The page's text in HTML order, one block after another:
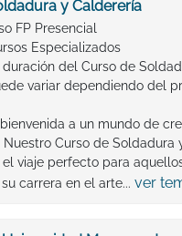
y Calderería
FP Presencial
Especializados
duración del Curso de
variar dependiendo del
bienvenida a un mundo de
Curso de Soldadura
el viaje perfecto para
carrera en el arte... ver